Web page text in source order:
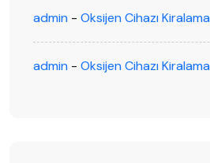
admin - Oksijen Cihazı Kiralama
admin - Oksijen Cihazı Kiralama